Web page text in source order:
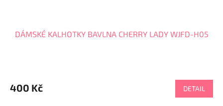
DÁMSKÉ KALHOTKY BAVLNA CHERRY LADY WJFD-H05
400 Kč DETAIL